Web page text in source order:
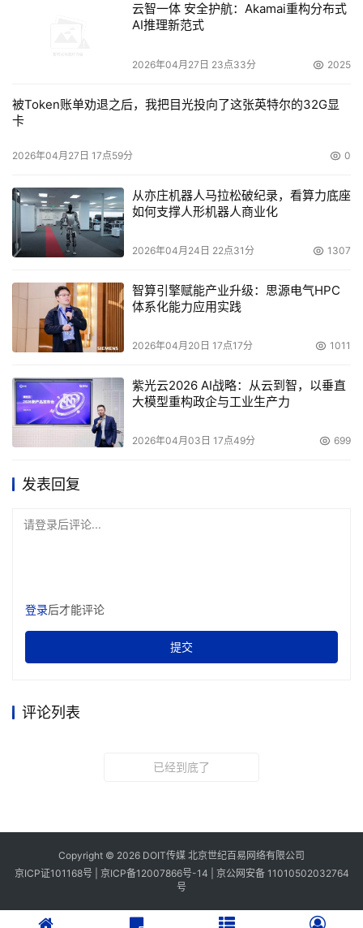
云智一体 安全护航：Akamai重构分布式
AI推理新范式
2026年04月27日 23点33分 2025
被Token账单劝退之后，我把目光投向了这张英特尔的32G显
卡
2026年04月27日 17点59分 0
从亦庄机器人马拉松破纪录，看算力底座
如何支撑人形机器人商业化
2026年04月24日 22点31分 1307
智算引擎赋能产业升级：思源电气HPC
体系化能力应用实践
2026年04月20日 17点17分 1011
紫光云2026 AI战略：从云到智，以垂直
大模型重构政企与工业生产力
2026年04月03日 17点49分 699
发表回复
请登录后评论...
登录后才能评论
提交
评论列表
已经到底了
Copyright © 2026 DOIT传媒 北京世纪百易网络有限公司
京ICP证101168号 | 京ICP备12007866号-14
京公网安备 11010502032764
号